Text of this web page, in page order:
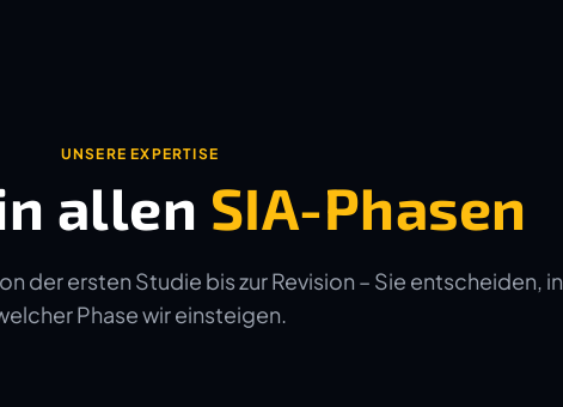
UNSERE EXPERTISE
allen SIA-Phasen
der ersten Studie bis zur Revision – Sie entscheiden, in
Phase wir einsteigen.